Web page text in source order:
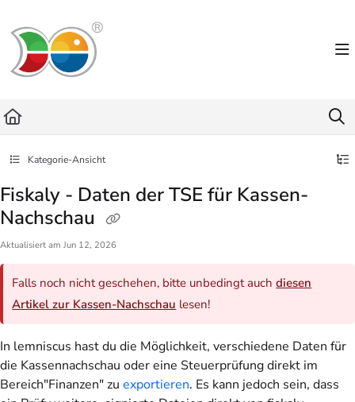
Fetch the complete documentation index at:
Use this file to discover all available pages before exploring further.
Kategorie-Ansicht
Fiskaly - Daten der TSE für Kassen-
Nachschau
Aktualisiert am Jun 12, 2026
Falls noch nicht geschehen, bitte unbedingt auchdiesen
Artikel zur Kassen-Nachschau lesen!
In lemniscus hast du die Möglichkeit, verschiedene Daten für
die Kassennachschau oder eine Steuerprüfung direkt im
Bereich"Finanzen" zu exportieren. Es kann jedoch sein, dass